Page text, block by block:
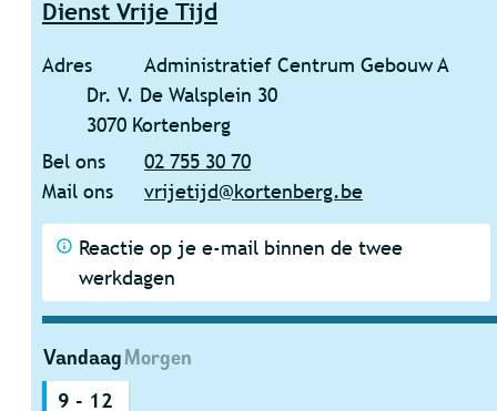
Dienst Vrije Tijd
Adres
Administratief Centrum Gebouw A
Dr. V. De Walsplein 30
,
3070 Kortenberg
Bel ons
02 755 30 70
Mail ons
vrijetijd@kortenberg.be
Reactie op je e-mail binnen de twee
werkdagen
VandaagMorgen
9 - 12